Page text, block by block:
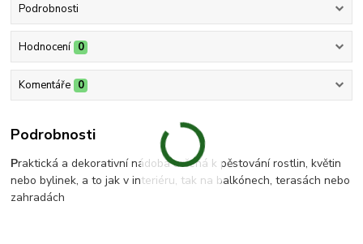
Podrobnosti
Hodnocení 0
Komentáře 0
Podrobnosti
Praktická a dekorativní nádoba určená k pěstování rostlin, květin
nebo bylinek, a to jak v interiéru, tak na balkónech, terasách nebo
zahradách